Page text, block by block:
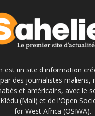
est un site d'information
des journalistes maliens,
et américains, avec le
(Mali) et de l'Open
for West Africa (OSIWA).